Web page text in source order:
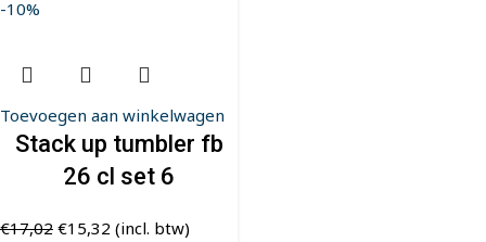
-10%
Toevoegen aan winkelwagen
Stack up tumbler fb
26 cl set 6
€17,02 €15,32 (incl. btw)